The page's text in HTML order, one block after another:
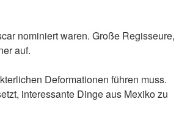
nominiert waren. Große Regisseure,
auf.
Deformationen führen muss.
interessante Dinge aus Mexiko zu